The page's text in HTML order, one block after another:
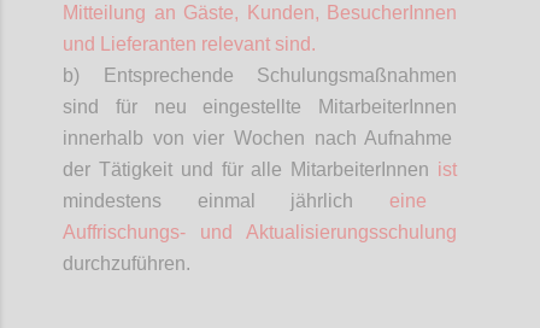
Mitteilung an Gäste, Kunden, BesucherInnen
und Lieferanten relevant sind.
b) Entsprechende Schulungsmaßnahmen
sind für neu eingestellte
MitarbeiterInnen
innerhalb von vier Wochen nach Aufnahme
der Tätigkeit und für alle MitarbeiterInnen ist
mindestens einmal jährlich eine
Auffrischungs- und Aktualisierungsschulung
durchzuführen.